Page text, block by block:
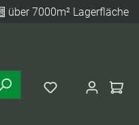
über 7000m² Lagerfläche